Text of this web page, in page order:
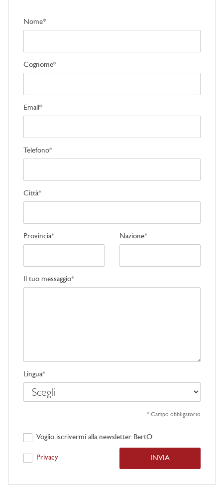
Nome*
Cognome*
Email*
Telefono*
Città*
Provincia* Nazione*
Il tuo messaggio*
Lingua*
* Campo obbligatorio
Voglio iscrivermi alla newsletter BertO
Privacy INVIA